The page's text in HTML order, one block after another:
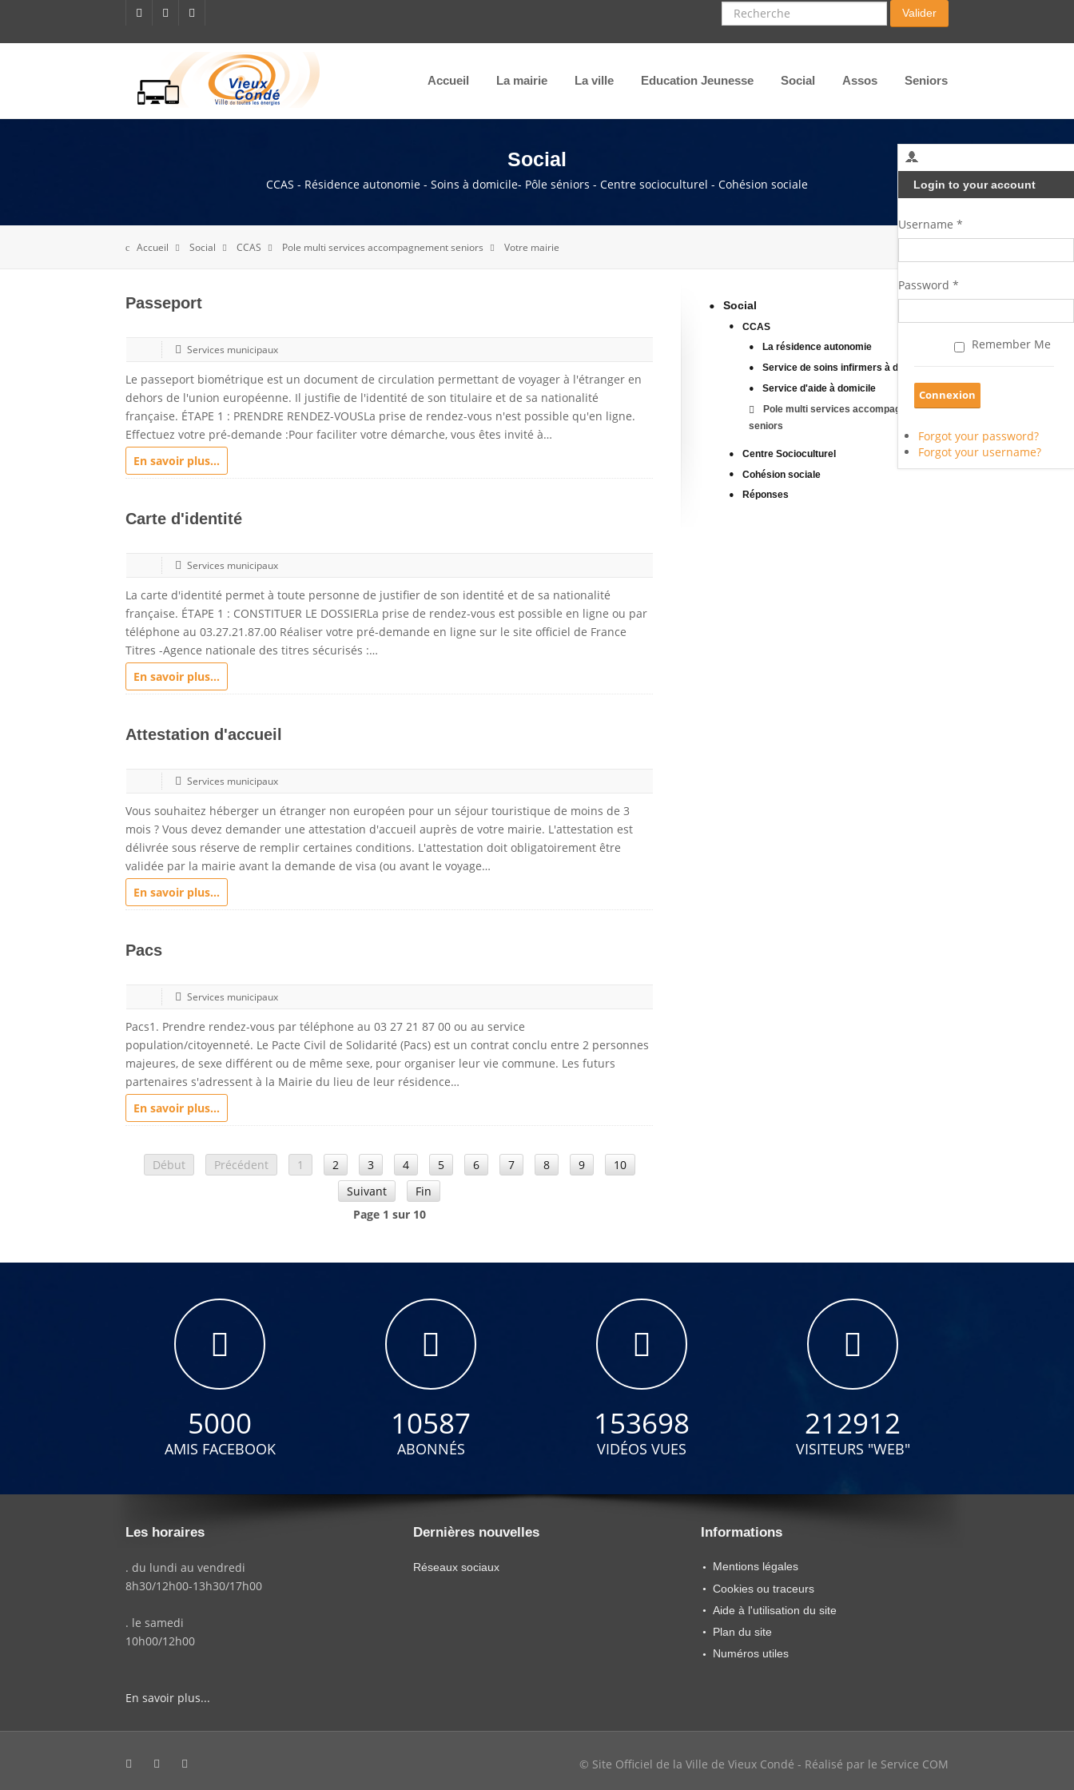
Recherche Valider
Accueil La mairie La ville Education Jeunesse Social Assos Seniors
Login to your account
Username *
Password *
Remember Me
Forgot your password?
Forgot your username?
Social
CCAS - Résidence autonomie - Soins à domicile- Pôle séniors - Centre socioculturel - Cohésion sociale
Accueil Social CCAS Pole multi services accompagnement seniors Votre mairie
Passeport
Services municipaux
Le passeport biométrique est un document de circulation permettant de voyager à l'étranger en
dehors de l'union européenne. Il justifie de l'identité de son titulaire et de sa nationalité
française. ÉTAPE 1 : PRENDRE RENDEZ-VOUSLa prise de rendez-vous n'est possible qu'en ligne.
Effectuez votre pré-demande :Pour faciliter votre démarche, vous êtes invité à…
En savoir plus...
Carte d'identité
Services municipaux
La carte d'identité permet à toute personne de justifier de son identité et de sa nationalité
française. ÉTAPE 1 : CONSTITUER LE DOSSIERLa prise de rendez-vous est possible en ligne ou par
téléphone au 03.27.21.87.00 Réaliser votre pré-demande en ligne sur le site officiel de France
Titres -Agence nationale des titres sécurisés :…
En savoir plus...
Attestation d'accueil
Services municipaux
Vous souhaitez héberger un étranger non européen pour un séjour touristique de moins de 3
mois ? Vous devez demander une attestation d'accueil auprès de votre mairie. L'attestation est
délivrée sous réserve de remplir certaines conditions. L'attestation doit obligatoirement être
validée par la mairie avant la demande de visa (ou avant le voyage…
En savoir plus...
Pacs
Services municipaux
Pacs1. Prendre rendez-vous par téléphone au 03 27 21 87 00 ou au service
population/citoyenneté. Le Pacte Civil de Solidarité (Pacs) est un contrat conclu entre 2 personnes
majeures, de sexe différent ou de même sexe, pour organiser leur vie commune. Les futurs
partenaires s'adressent à la Mairie du lieu de leur résidence…
En savoir plus...
Début Précédent 1 2 3 4 5 6 7 8 9
10
Suivant
Fin
Page 1 sur 10
Social
CCAS
La résidence autonomie
Service de soins infirmers à domicile
Service d'aide à domicile
Pole multi services accompagnement
seniors
Centre Socioculturel
Cohésion sociale
Réponses
5000
AMIS FACEBOOK
10587
ABONNÉS
153698
VIDÉOS VUES
212912
VISITEURS "WEB"
Les horaires
. du lundi au vendredi
8h30/12h00-13h30/17h00
. le samedi
10h00/12h00
En savoir plus...
Dernières nouvelles
Réseaux sociaux
Informations
Mentions légales
Cookies ou traceurs
Aide à l'utilisation du site
Plan du site
Numéros utiles
© Site Officiel de la Ville de Vieux Condé - Réalisé par le Service COM